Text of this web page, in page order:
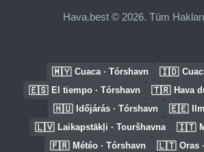
Hava.best © 2026. Tüm Hakları
🇲🇾 Cuaca · Tórshavn 🇮🇩
🇪🇸 El tiempo · Tórshavn 🇹🇷 Hava
🇭🇺 Időjárás · Tórshavn 🇪🇪
🇱🇻 Laikapstākļi · Touršhavna 🇮🇹
🇫🇷 Météo · Tórshavn 🇱🇹 Oras